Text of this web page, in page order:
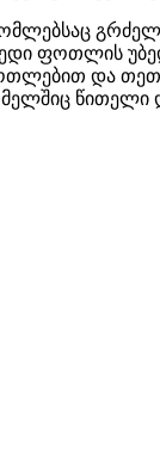
ფოთლის
და
წითელი